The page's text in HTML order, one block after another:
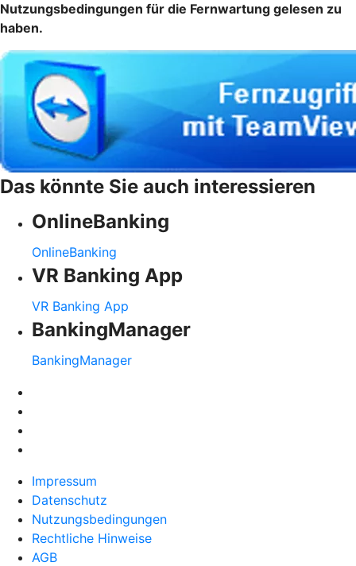
Nutzungsbedingungen für die Fernwartung gelesen zu
haben.
Das könnte Sie auch interessieren
OnlineBanking
OnlineBanking
VR Banking App
VR Banking App
BankingManager
BankingManager
Impressum
Datenschutz
Nutzungsbedingungen
Rechtliche Hinweise
AGB